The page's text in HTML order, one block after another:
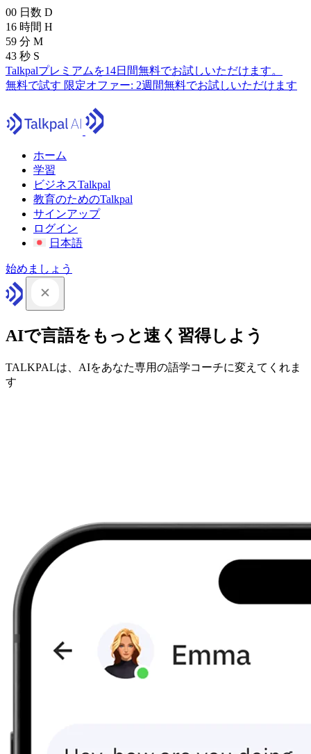
00 日数 D
16 時間 H
59 分 M
41 秒 S
Talkpalプレミアムを14日間無料でお試しいただけます。
無料で試す 限定オファー: 2週間無料でお試しいただけます
ホーム
学習
ビジネスTalkpal
教育のためのTalkpal
サインアップ
ログイン
日本語
始めましょう
AIで言語をもっと速く習得しよう
TALKPALは、AIをあなた専用の語学コーチに変えてくれま
す